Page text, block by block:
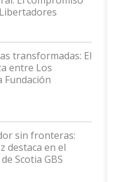
transformadas: El
entre Los
Fundación
sin fronteras:
destaca en el
Scotia GBS